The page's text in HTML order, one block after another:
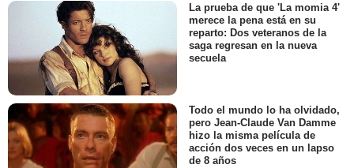
La prueba de que 'La momia 4'
merece la pena está en su
reparto: Dos veteranos de la
saga regresan en la nueva
secuela
Todo el mundo lo ha olvidado,
pero Jean-Claude Van Damme
hizo la misma película de
acción dos veces en un lapso
de 8 años